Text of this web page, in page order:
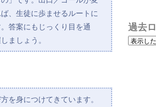
、生徒に歩ませるルートに
答案にもじっくり目を通
ましょう。
を身につけてきています。
過去